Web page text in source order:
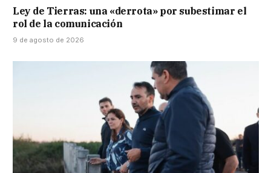
Ley de Tierras: una «derrota» por subestimar el
rol de la comunicación
9 de agosto de 2026